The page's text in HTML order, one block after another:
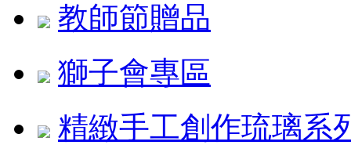
教師節贈品
獅子會專區
精緻手工創作琉璃系